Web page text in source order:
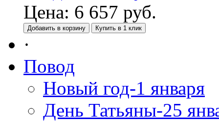
Цена: 6 657 руб.
Добавить в корзину Купить в 1 клик
·
Повод
Новый год-1 января
День Татьяны-25